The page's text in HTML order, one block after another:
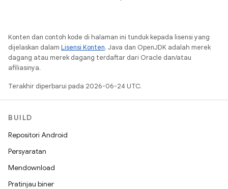
Konten dan contoh kode di halaman ini tunduk kepada lisensi yang
dijelaskan dalam Lisensi Konten. Java dan OpenJDK adalah merek
dagang atau merek dagang terdaftar dari Oracle dan/atau
afiliasinya.
Terakhir diperbarui pada 2026-06-24 UTC.
BUILD
Repositori Android
Persyaratan
Mendownload
Pratinjau biner